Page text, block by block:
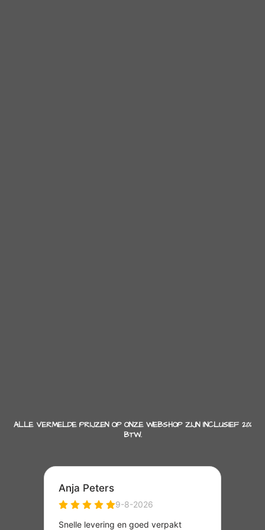
ALLE VERMELDE PRIJZEN OP ONZE WEBSHOP ZIJN INCLUSIEF 21%
BTW.